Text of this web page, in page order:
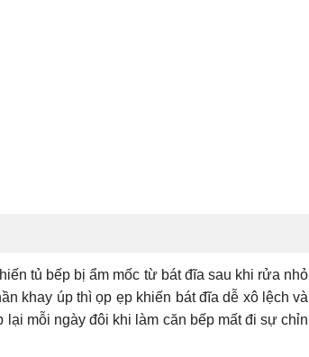
tủ bếp bị ẩm mốc từ bát đĩa sau khi rửa nhỏ
khay úp thì ọp ẹp khiến bát đĩa dễ xô lệch và
mỗi ngày đôi khi làm căn bếp mất đi sự chỉn